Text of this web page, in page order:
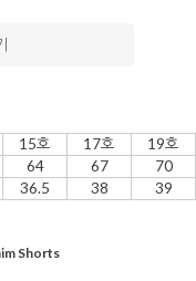
15호 17호
19호
64 67
70
36.5 38 39
Shorts